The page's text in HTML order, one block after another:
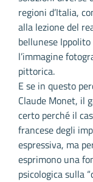
regioni d’Italia,
alla lezione del
bellunese
l’immagine
pittorica.
E se in questo
Claude Monet, il
certo perché il
francese degli
espressiva, ma
esprimono una
psicologica sulla